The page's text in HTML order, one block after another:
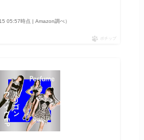
05:57時点 | Amazon調べ）
ポチップ